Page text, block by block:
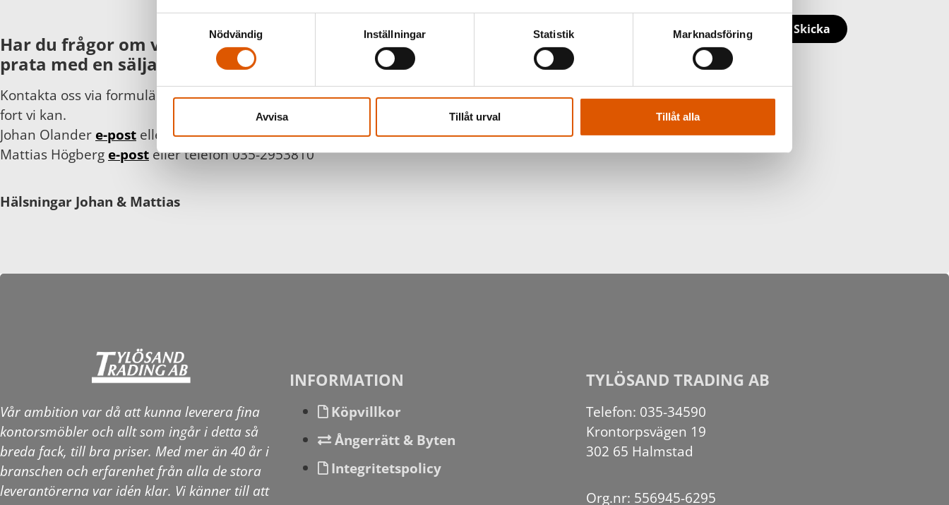
Nödvändig
Inställningar Statistik Marknadsföring
Avvisa Tillåt urval Tillåt alla
Har du frågor om våra produkter eller vill du
prata med en säljare?
Kontakta oss via formuläret eller direkt, så hör vi av oss så
fort vi kan.
Johan Olander e-post eller telefon 035-2953811
Mattias Högberg e-post eller telefon 035-2953810
Hälsningar Johan & Mattias
Skicka
Vår ambition var då att kunna leverera fina
kontorsmöbler och allt som ingår i detta så
breda fack, till bra priser. Med mer än 40 år i
branschen och erfarenhet från alla de stora
leverantörerna var idén klar. Vi känner till att
INFORMATION
Köpvillkor
Ångerrätt & Byten
Integritetspolicy
TYLÖSAND TRADING AB
Telefon: 035-34590
Krontorpsvägen 19
302 65 Halmstad
Org.nr: 556945-6295